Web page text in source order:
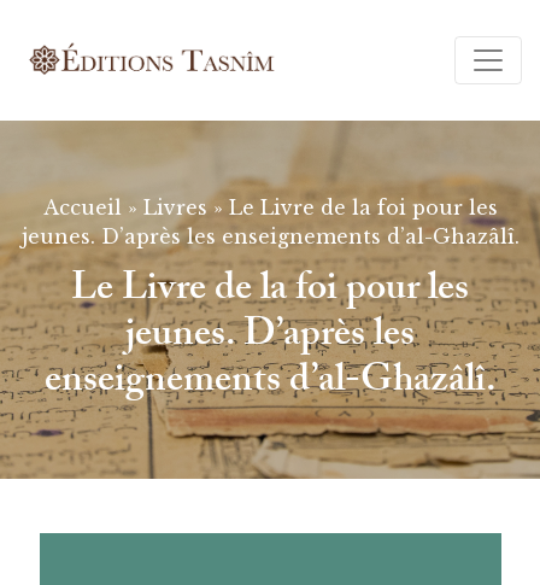
Accueil» Livres» Le Livre de la foi pour les
jeunes. D’après les enseignements d’al-Ghazâlî.
Le Livre de la foi pour les
jeunes. D’après les
enseignements d’al-Ghazâlî.